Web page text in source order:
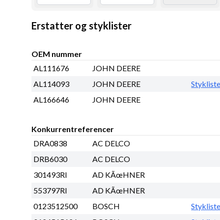
Erstatter og styklister
OEM nummer
AL111676
JOHN DEERE
AL114093
JOHN DEERE
AL166646
JOHN DEERE
Konkurrentreferencer
DRA0838
AC DELCO
DRB6030
AC DELCO
301493RI
AD KÃœHNER
553797RI
AD KÃœHNER
0123512500
BOSCH